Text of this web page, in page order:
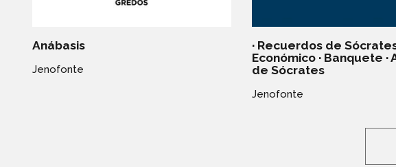
Anábasis
Jenofonte
· Recuerdos de Sócrates
Económico · Banquete ·
de Sócrates
Jenofonte